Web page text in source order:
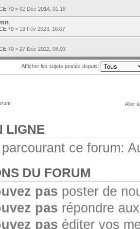
70 » 02 Déc 2014, 01:18
70 » 19 Fév 2023, 16:07
70 » 27 Déc 2022, 06:03
Afficher les sujets postés depuis:
Aller
LIGNE
ce forum:
DU FORUM
pas poster de
pas répondre
pas éditer vos